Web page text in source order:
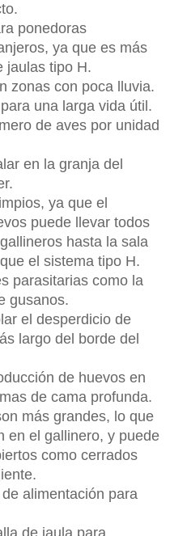
ponedoras
ya que es más
jaulas tipo H.
zonas con poca lluvia.
una larga vida útil.
de aves por unidad
en la granja del
ya que el
puede llevar todos
hasta la sala
el sistema tipo H.
parasitarias como la
gusanos.
el desperdicio de
largo del borde del
de huevos en
de cama profunda.
más grandes, lo que
en el gallinero, y puede
como cerrados
alimentación para